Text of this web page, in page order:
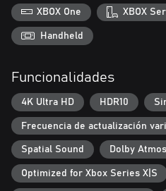
XBOX One XBOX
Handheld
Funcionalidades
4K Ultra HD HDR10
Frecuencia de actualización
Spatial Sound Dolby Atmos
Optimized for Xbox Series X|S